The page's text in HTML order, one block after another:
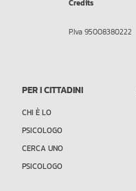
Credits
P.Iva 95008380222
PER I CITTADINI
CHI È LO
PSICOLOGO
CERCA UNO
PSICOLOGO